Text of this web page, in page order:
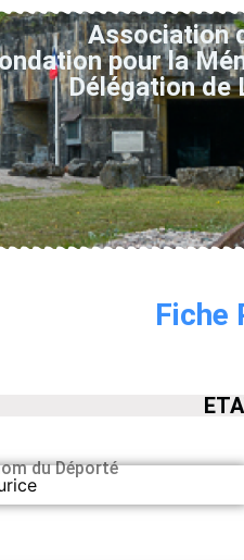
Association
pour la
Délégation de
Fiche
du Déporté